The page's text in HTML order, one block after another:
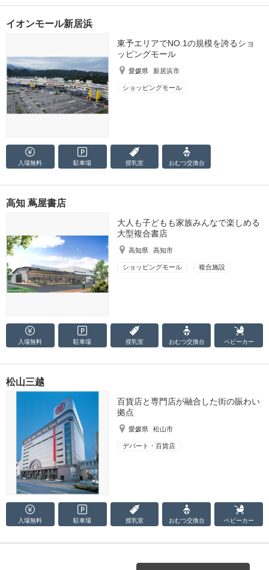
イオンモール新居浜
東予エリアでNO.1の規模を誇るショ
ッピングモール
愛媛県 新居浜市
ショッピングモール
入場無料 駐車場 授乳室 おむつ交換台
高知 蔦屋書店
大人も子どもも家族みんなで楽しめる
大型複合書店
高知県 高知市
ショッピングモール 複合施設
入場無料 駐車場 授乳室 おむつ交換台 ベビーカー
松山三越
百貨店と専門店が融合した街の賑わい
拠点
愛媛県 松山市
デパート・百貨店
入場無料 駐車場 授乳室 おむつ交換台 ベビーカー